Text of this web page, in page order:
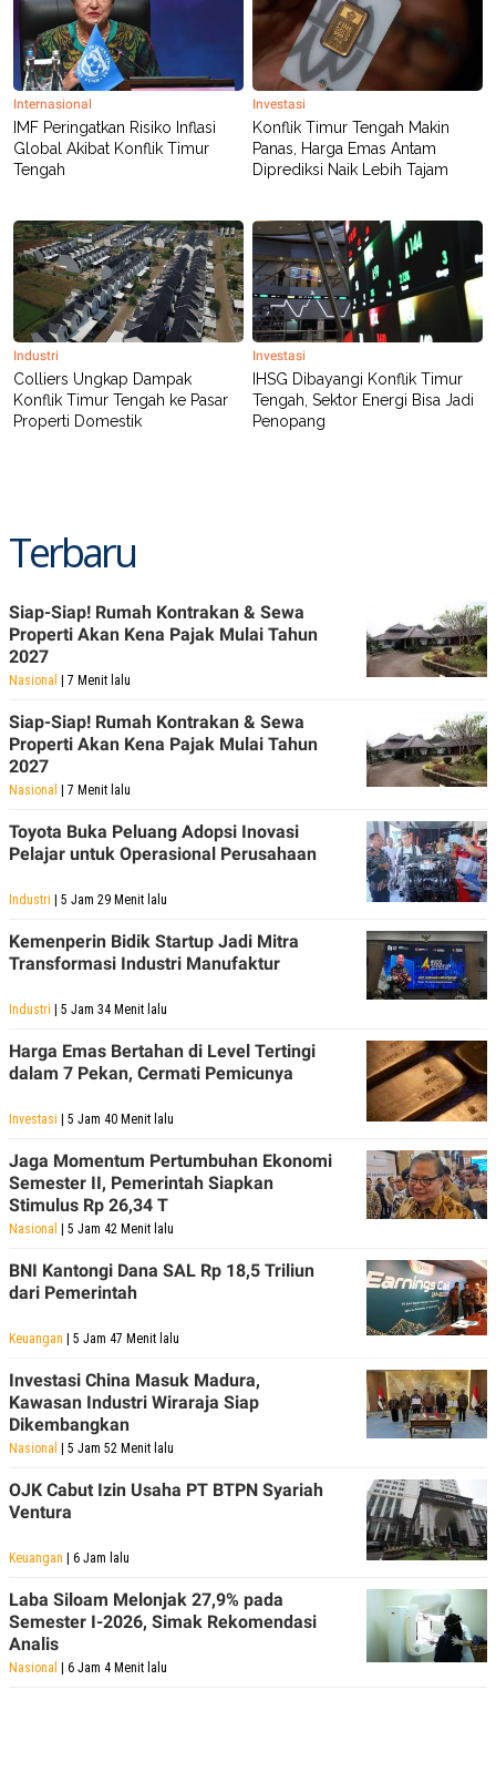
Internasional
IMF Peringatkan Risiko Inflasi
Global Akibat Konflik Timur
Tengah
Investasi
Konflik Timur Tengah Makin
Panas, Harga Emas Antam
Diprediksi Naik Lebih Tajam
Industri
Colliers Ungkap Dampak
Konflik Timur Tengah ke Pasar
Properti Domestik
Investasi
IHSG Dibayangi Konflik Timur
Tengah, Sektor Energi Bisa Jadi
Penopang
Terbaru
Siap-Siap! Rumah Kontrakan & Sewa
Properti Akan Kena Pajak Mulai Tahun
2027
Nasional | 7 Menit lalu
Siap-Siap! Rumah Kontrakan & Sewa
Properti Akan Kena Pajak Mulai Tahun
2027
Nasional | 7 Menit lalu
Toyota Buka Peluang Adopsi Inovasi
Pelajar untuk Operasional Perusahaan
Industri | 5 Jam 29 Menit lalu
Kemenperin Bidik Startup Jadi Mitra
Transformasi Industri Manufaktur
Industri | 5 Jam 34 Menit lalu
Harga Emas Bertahan di Level Tertingi
dalam 7 Pekan, Cermati Pemicunya
Investasi | 5 Jam 40 Menit lalu
Jaga Momentum Pertumbuhan Ekonomi
Semester II, Pemerintah Siapkan
Stimulus Rp 26,34 T
Nasional | 5 Jam 42 Menit lalu
BNI Kantongi Dana SAL Rp 18,5 Triliun
dari Pemerintah
Keuangan | 5 Jam 47 Menit lalu
Investasi China Masuk Madura,
Kawasan Industri Wiraraja Siap
Dikembangkan
Nasional | 5 Jam 52 Menit lalu
OJK Cabut Izin Usaha PT BTPN Syariah
Ventura
Keuangan | 6 Jam lalu
Laba Siloam Melonjak 27,9% pada
Semester I-2026, Simak Rekomendasi
Analis
Nasional | 6 Jam 4 Menit lalu